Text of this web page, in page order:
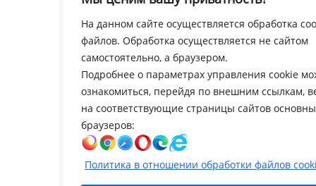
На данном сайте осуществляется обработка
файлов. Обработка осуществляется не сайтом
самостоятельно, а браузером.
Подробнее о параметрах управления cookie
ознакомиться, перейдя по внешним ссылкам,
на соответствующие страницы сайтов
браузеров:
Политика в отношении обработки файлов